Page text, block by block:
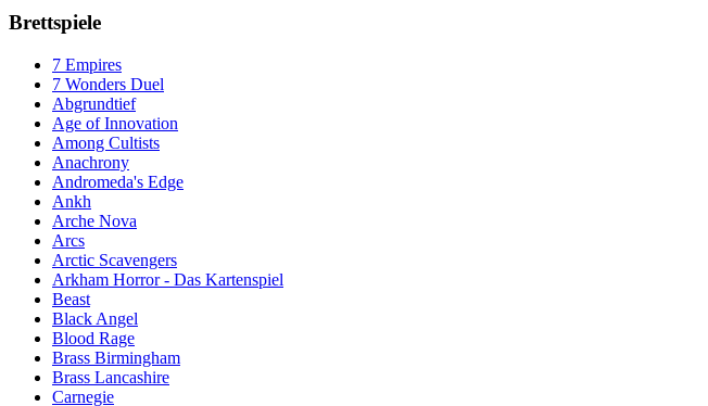
Brettspiele
7 Empires
7 Wonders Duel
Abgrundtief
Age of Innovation
Among Cultists
Anachrony
Andromeda's Edge
Ankh
Arche Nova
Arcs
Arctic Scavengers
Arkham Horror - Das Kartenspiel
Beast
Black Angel
Blood Rage
Brass Birmingham
Brass Lancashire
Carnegie